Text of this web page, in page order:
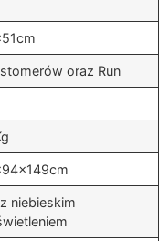
oraz Run
niebieskim